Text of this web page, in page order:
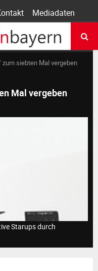
Mediadaten
zum siebten Mal vergeben
Mal vergeben
Starups durch